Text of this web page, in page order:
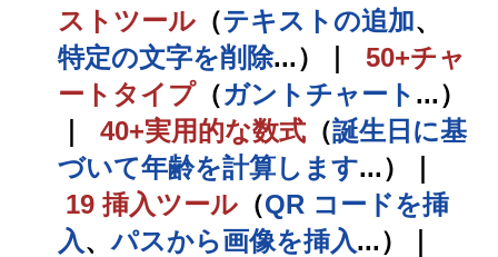
スト ツール （テキストの追加、
特定の文字を削除...） 50+チャ
ート タイプ（ガントチャート ...）
40+実用的な数式 （誕生日に基
づいて年齢を計算します...）
19 挿入ツール （QR コードを挿
入、パスから画像を挿入...）